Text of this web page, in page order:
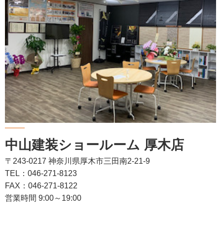
中山建装ショールーム 厚木店
〒243-0217 神奈川県厚木市三田南2-21-9
TEL：046-271-8123
FAX：046-271-8122
営業時間 9:00～19:00